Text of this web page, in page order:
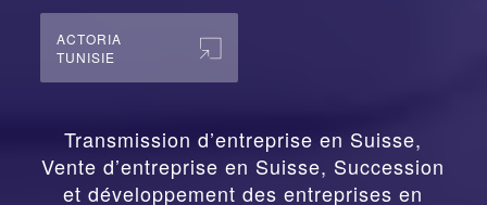
ACTORIA
TUNISIE
Transmission d’entreprise en Suisse,
Vente d’entreprise en Suisse, Succession
et développement des entreprises en